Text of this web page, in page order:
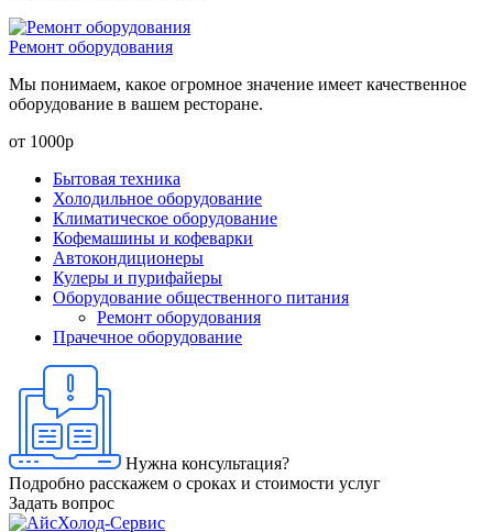
Ремонт оборудования
Мы понимаем, какое огромное значение имеет качественное
оборудование в вашем ресторане.
от 1000р
Бытовая техника
Холодильное оборудование
Климатическое оборудование
Кофемашины и кофеварки
Автокондиционеры
Кулеры и пурифайеры
Оборудование общественного питания
Ремонт оборудования
Прачечное оборудование
Нужна консультация?
Подробно расскажем о сроках и стоимости услуг
Задать вопрос